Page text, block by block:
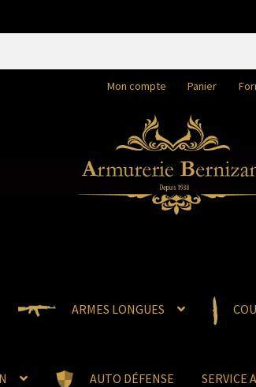
Mon compte Panier
ARMES LONGUES
AUTO DÉFENSE SERVICE